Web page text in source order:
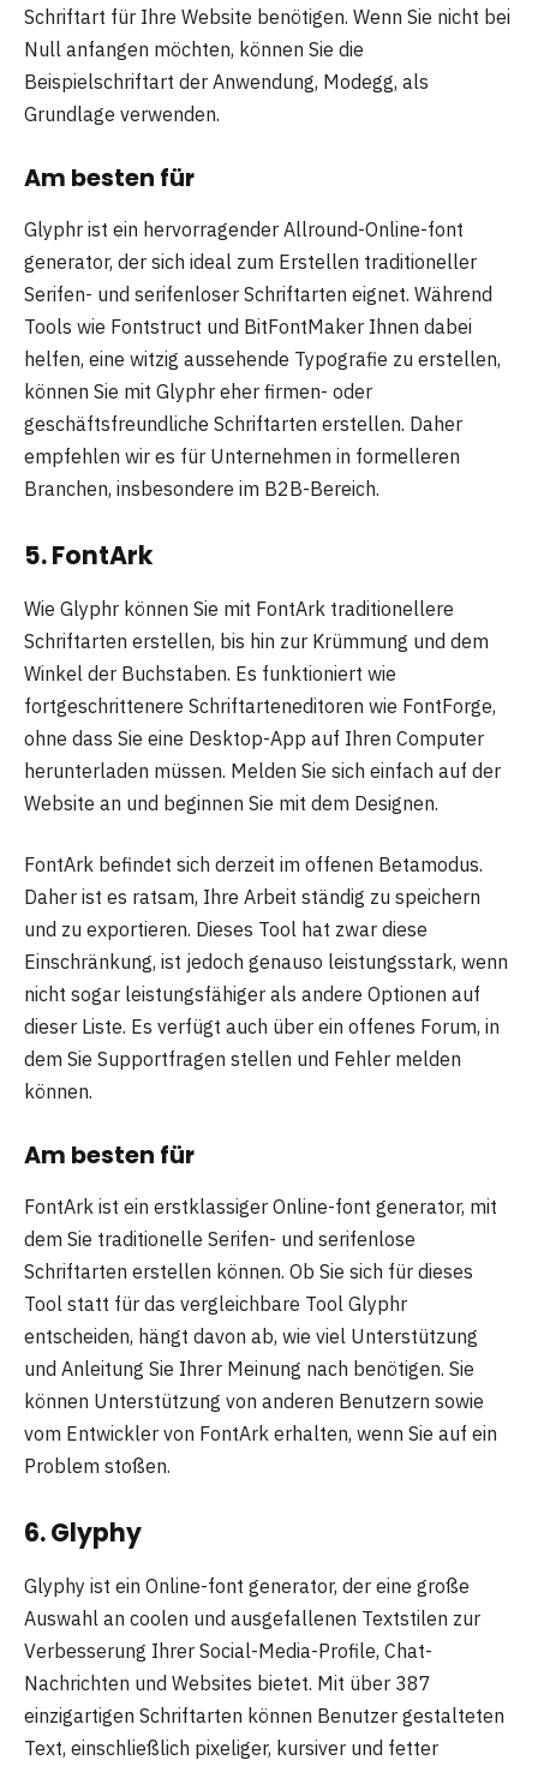
Schriftart für Ihre Website benötigen. Wenn Sie nicht bei
Null anfangen möchten, können Sie die
Beispielschriftart der Anwendung, Modegg, als
Grundlage verwenden.
Am besten für
Glyphr ist ein hervorragender Allround-Online-font
generator, der sich ideal zum Erstellen traditioneller
Serifen- und serifenloser Schriftarten eignet. Während
Tools wie Fontstruct und BitFontMaker Ihnen dabei
helfen, eine witzig aussehende Typografie zu erstellen,
können Sie mit Glyphr eher firmen- oder
geschäftsfreundliche Schriftarten erstellen. Daher
empfehlen wir es für Unternehmen in formelleren
Branchen, insbesondere im B2B-Bereich.
5. FontArk
Wie Glyphr können Sie mit FontArk traditionellere
Schriftarten erstellen, bis hin zur Krümmung und dem
Winkel der Buchstaben. Es funktioniert wie
fortgeschrittenere Schriftarteneditoren wie FontForge,
ohne dass Sie eine Desktop-App auf Ihren Computer
herunterladen müssen. Melden Sie sich einfach auf der
Website an und beginnen Sie mit dem Designen.
FontArk befindet sich derzeit im offenen Betamodus.
Daher ist es ratsam, Ihre Arbeit ständig zu speichern
und zu exportieren. Dieses Tool hat zwar diese
Einschränkung, ist jedoch genauso leistungsstark, wenn
nicht sogar leistungsfähiger als andere Optionen auf
dieser Liste. Es verfügt auch über ein offenes Forum, in
dem Sie Supportfragen stellen und Fehler melden
können.
Am besten für
FontArk ist ein erstklassiger Online-font generator, mit
dem Sie traditionelle Serifen- und serifenlose
Schriftarten erstellen können. Ob Sie sich für dieses
Tool statt für das vergleichbare Tool Glyphr
entscheiden, hängt davon ab, wie viel Unterstützung
und Anleitung Sie Ihrer Meinung nach benötigen. Sie
können Unterstützung von anderen Benutzern sowie
vom Entwickler von FontArk erhalten, wenn Sie auf ein
Problem stoßen.
6. Glyphy
Glyphy ist ein Online-font generator, der eine große
Auswahl an coolen und ausgefallenen Textstilen zur
Verbesserung Ihrer Social-Media-Profile, Chat-
Nachrichten und Websites bietet. Mit über 387
einzigartigen Schriftarten können Benutzer gestalteten
Text, einschließlich pixeliger, kursiver und fetter